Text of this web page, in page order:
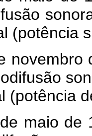
(potência
(potência
maio de